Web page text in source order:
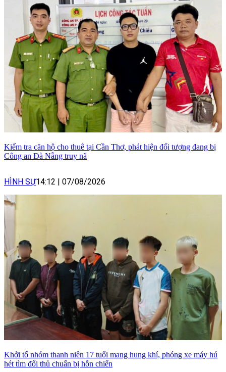
Kiểm tra căn hộ cho thuê tại Cần Thơ, phát hiện đối tượng đang bị
Công an Đà Nẵng truy nã
HÌNH SỰ14:12 | 07/08/2026
Khởi tố nhóm thanh niên 17 tuổi mang hung khí, phóng xe máy hú
hét tìm đối thủ chuẩn bị hỗn chiến